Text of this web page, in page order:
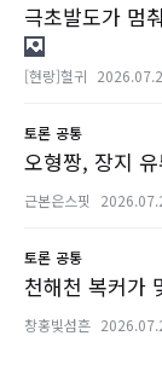
극초발도가 멈
[현랑]혈귀
토론 공통
오형짱, 장지
근본은스핏
토론 공통
천해천 복커가
창홍빛섬흔